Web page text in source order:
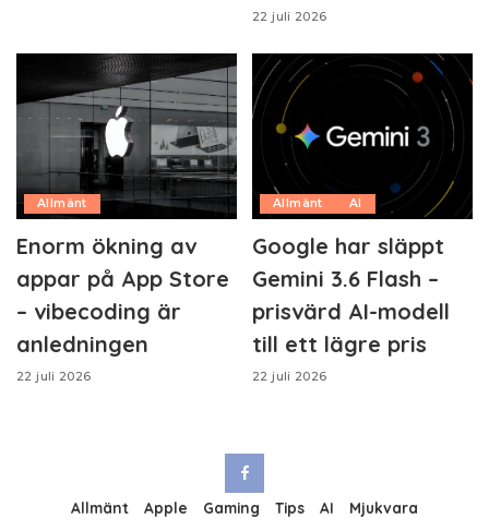
22 juli 2026
Allmänt
Enorm ökning av
appar på App Store
– vibecoding är
anledningen
22 juli 2026
Allmänt AI
Google har släppt
Gemini 3.6 Flash –
prisvärd AI-modell
till ett lägre pris
22 juli 2026
Allmänt Apple Gaming Tips AI
Mjukvara